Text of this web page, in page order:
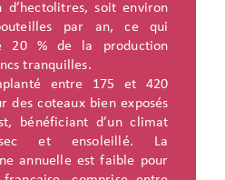
soit environ
par an, ce qui
20 % de la production
tranquilles.
entre 175 et 420
des coteaux bien exposés
bénéficiant d’un climat
sec et ensoleillé. La
annuelle est faible pour